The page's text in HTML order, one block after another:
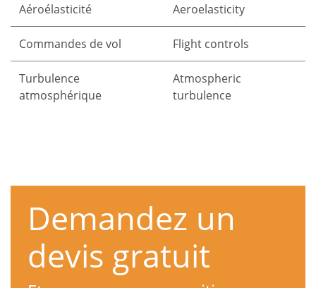
Aéroélasticité Aeroelasticity
Commandes de vol Flight controls
Turbulence
atmosphérique
Atmospheric
turbulence
Demandez un
devis gratuit